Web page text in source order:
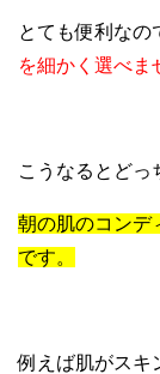
とても便利なの
を細かく選べま
こうなるとどっ
朝の肌のコンデ
です。
例えば肌がスキ